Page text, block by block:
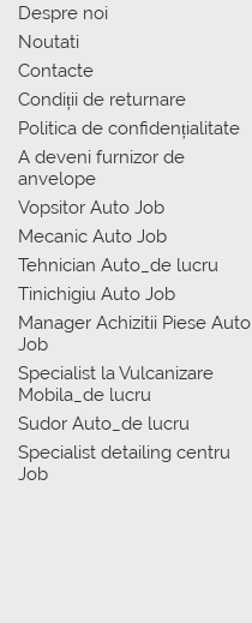
Despre noi
Noutati
Contacte
Condiții de returnare
Politica de confidențialitate
A deveni furnizor de
anvelope
Vopsitor Auto Job
Mecanic Auto Job
Tehnician Auto_de lucru
Tinichigiu Auto Job
Manager Achizitii Piese Auto
Job
Specialist la Vulcanizare
Mobila_de lucru
Sudor Auto_de lucru
Specialist detailing centru
Job